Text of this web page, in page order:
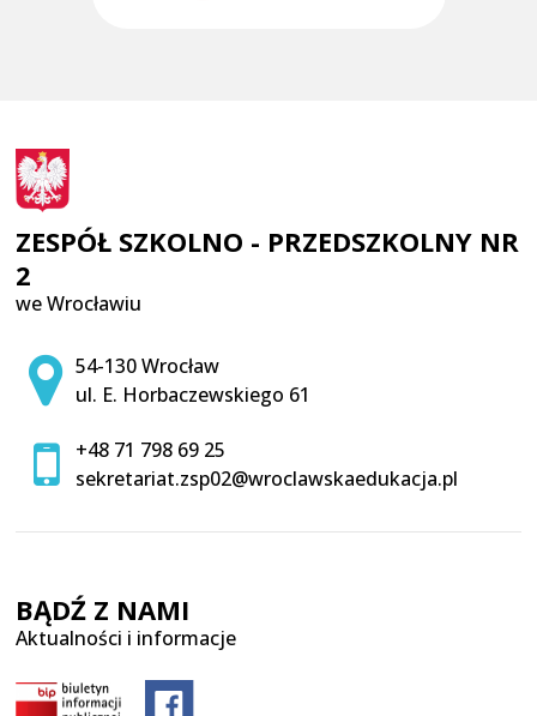
ZESPÓŁ SZKOLNO - PRZEDSZKOLNY NR
2
we Wrocławiu
Adres pocztowy:
54-130 Wrocław
ul. E. Horbaczewskiego 61
+48 71 798 69 25
sekretariat.zsp02@wroclawskaedukacja.pl
BĄDŹ Z NAMI
Aktualności i informacje